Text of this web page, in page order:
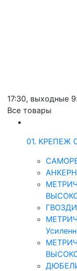
17:30, выходные
Все товары
01.
ГВОЗДИ